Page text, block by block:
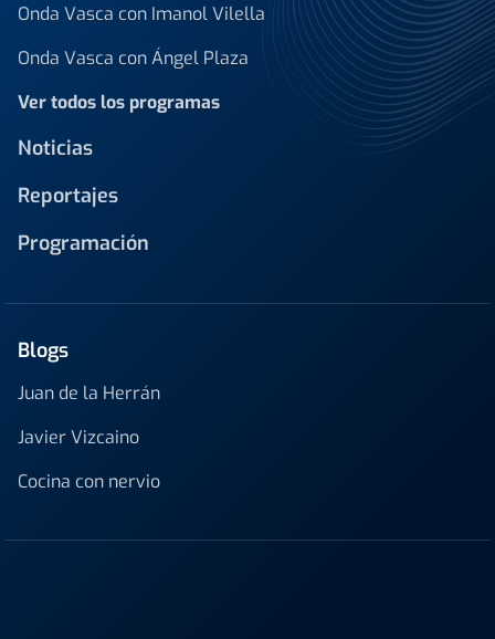
Onda Vasca con Imanol Vilella
Onda Vasca con Ángel Plaza
Ver todos los programas
Noticias
Reportajes
Programación
Blogs
Juan de la Herrán
Javier Vizcaino
Cocina con nervio